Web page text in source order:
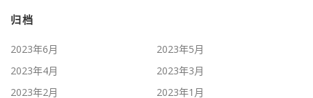
归档
2023年6月
2023年5月
2023年4月
2023年3月
2023年2月
2023年1月